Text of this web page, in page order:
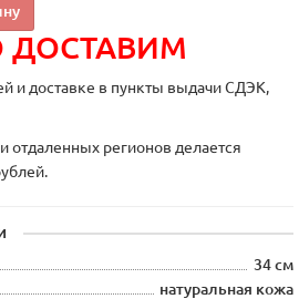
ДОСТАВИМ
и доставке в пункты выдачи СДЭК,
отдаленных регионов делается
34 см
натуральная кожа